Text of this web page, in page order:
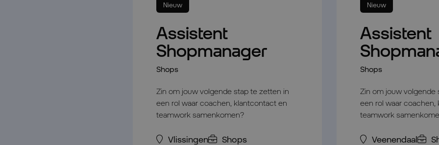
Nieuw
Assistent
Shopmanager
Shops
Zin om jouw volgende stap te zetten in
een rol waar coachen, klantcontact en
teamwork samenkomen?
Vlissingen Shops
Nieuw
Assistent
Shops
Zin om jouw volgende
een rol waar
teamwork
Veenendaal